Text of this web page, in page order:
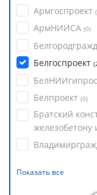
Армгоспроект (
АрмНИИСА (0)
Белгоспроект (
Белпроект (0)
Братский
Показать все